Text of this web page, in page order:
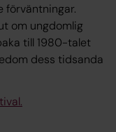
förväntningar.
om ungdomlig
till 1980-talet
dess tidsanda